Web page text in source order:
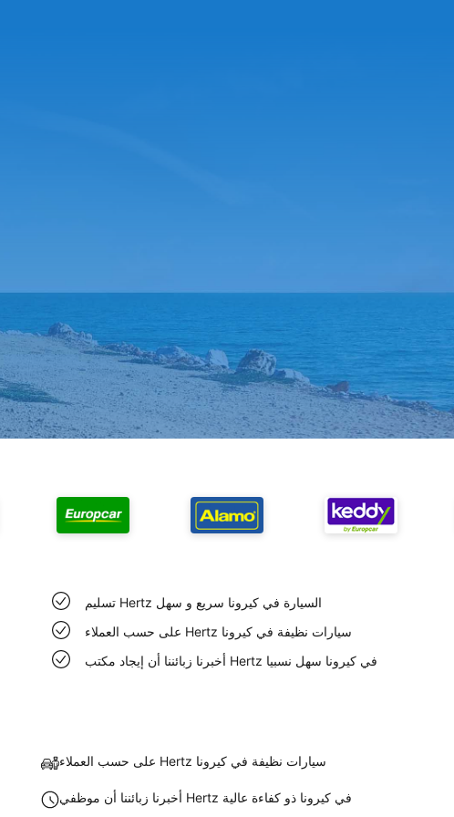
تسليم Hertz السيارة في كيرونا سريع و سهل
على حسب العملاء Hertz سيارات نظيفة في كيرونا
أخبرنا زبائننا أن إيجاد مكتب Hertz في كيرونا سهل نسبيا
على حسب العملاء Hertz سيارات نظيفة في كيرونا
أخبرنا زبائننا أن موظفي Hertz في كيرونا ذو كفاءة عالية